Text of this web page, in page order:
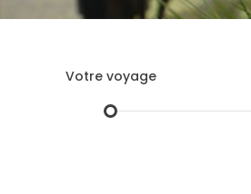
Votre voyage